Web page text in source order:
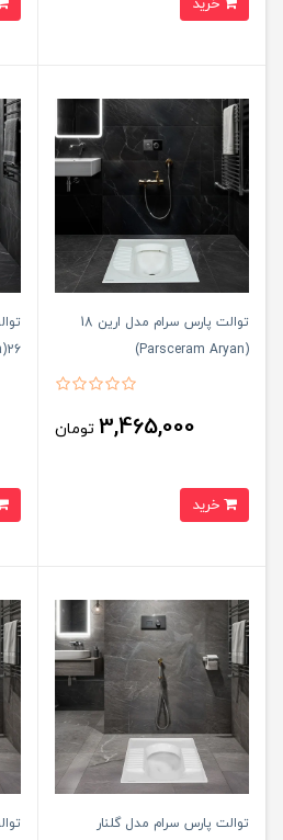
توالت پارس سرام مدل ارین 18
(Parsceram Aryan)
3,465,000 تومان
26(Parsceram Atosa)
توالت پارس سرام مدل گلنار